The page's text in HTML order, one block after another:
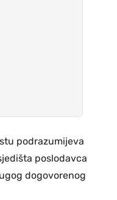
podrazumijeva
poslodavca
dogovorenog